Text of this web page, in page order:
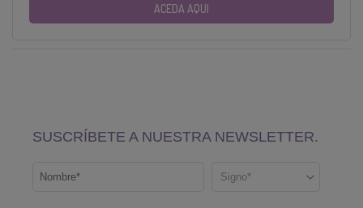
ACEDA AQUI